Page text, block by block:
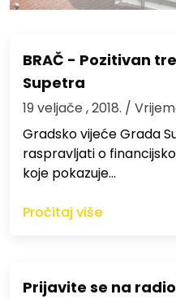
BRAČ - Pozitivan
Supetra
19 veljače , 2018. /
Gradsko vijeće Grada
raspravljati o
koje pokazuje…
Pročitaj više
Prijavite se na